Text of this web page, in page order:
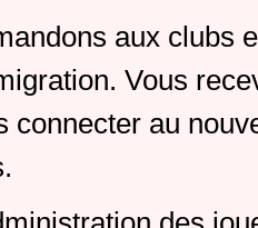
aux clubs
Vous
connecter au